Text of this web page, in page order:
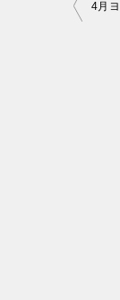
4月